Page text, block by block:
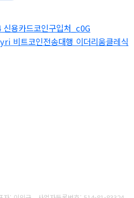
용카드코인구입처_c0G
비트코인전송대행 이더리움클레식